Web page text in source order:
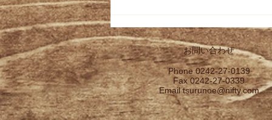
錦】(R7BY)発売のお知らせ
お問い合わせ
Phone 0242-27-0139
Fax 0242-27-0339
Emailtsurunoe@nifty.com